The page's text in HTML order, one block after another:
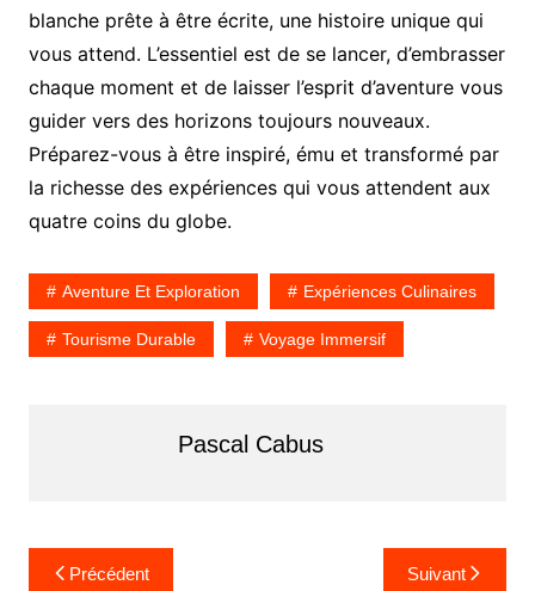
blanche prête à être écrite, une histoire unique qui
vous attend. L’essentiel est de se lancer, d’embrasser
chaque moment et de laisser l’esprit d’aventure vous
guider vers des horizons toujours nouveaux.
Préparez-vous à être inspiré, ému et transformé par
la richesse des expériences qui vous attendent aux
quatre coins du globe.
Aventure Et Exploration Expériences Culinaires
Tourisme Durable Voyage Immersif
Pascal Cabus
Précédent Suivant